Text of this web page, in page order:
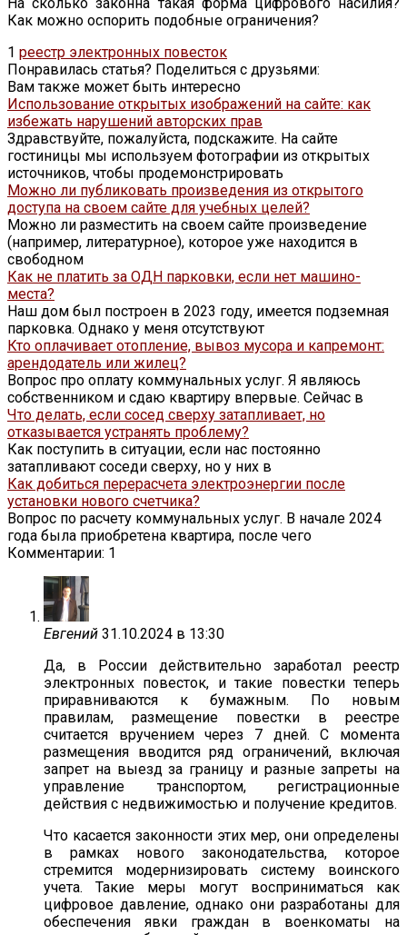
Как можно оспорить подобные ограничения?
1 реестр электронных повесток
Понравилась статья? Поделиться с друзьями:
Вам также может быть интересно
Использование открытых изображений на сайте: как
избежать нарушений авторских прав
Здравствуйте, пожалуйста, подскажите. На сайте
гостиницы мы используем фотографии из открытых
источников, чтобы продемонстрировать
Можно ли публиковать произведения из открытого
доступа на своем сайте для учебных целей?
Можно ли разместить на своем сайте произведение
(например, литературное), которое уже находится в
свободном
Как не платить за ОДН парковки, если нет машино-
места?
Наш дом был построен в 2023 году, имеется подземная
парковка. Однако у меня отсутствуют
Кто оплачивает отопление, вывоз мусора и капремонт:
арендодатель или жилец?
Вопрос про оплату коммунальных услуг. Я являюсь
собственником и сдаю квартиру впервые. Сейчас в
Что делать, если сосед сверху затапливает, но
отказывается устранять проблему?
Как поступить в ситуации, если нас постоянно
затапливают соседи сверху, но у них в
Как добиться перерасчета электроэнергии после
установки нового счетчика?
Вопрос по расчету коммунальных услуг. В начале 2024
года была приобретена квартира, после чего
Комментарии: 1
Евгений 31.10.2024 в 13:30
Да, в России действительно заработал реестр
электронных повесток, и такие повестки теперь
приравниваются к бумажным. По новым
правилам, размещение повестки в реестре
считается вручением через 7 дней. С момента
размещения вводится ряд ограничений, включая
запрет на выезд за границу и разные запреты на
управление транспортом, регистрационные
действия с недвижимостью и получение кредитов.
Что касается законности этих мер, они определены
в рамках нового законодательства, которое
стремится модернизировать систему воинского
учета. Такие меры могут восприниматься как
цифровое давление, однако они разработаны для
обеспечения явки граждан в военкоматы на